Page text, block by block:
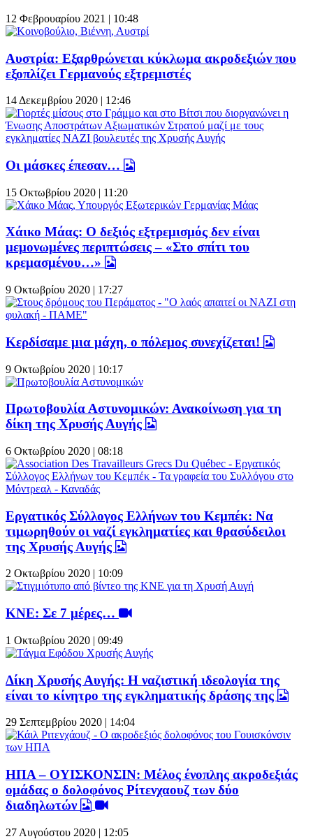
12 Φεβρουαρίου 2021 | 10:48
Αυστρία: Εξαρθρώνεται κύκλωμα ακροδεξιών που
εξοπλίζει Γερμανούς εξτρεμιστές
14 Δεκεμβρίου 2020 | 12:46
Οι μάσκες έπεσαν…
15 Οκτωβρίου 2020 | 11:20
Χάικο Μάας: Ο δεξιός εξτρεμισμός δεν είναι
μεμονωμένες περιπτώσεις – «Στο σπίτι του
κρεμασμένου…»
9 Οκτωβρίου 2020 | 17:27
Κερδίσαμε μια μάχη, ο πόλεμος συνεχίζεται!
9 Οκτωβρίου 2020 | 10:17
Πρωτοβουλία Αστυνομικών: Ανακοίνωση για τη
δίκη της Χρυσής Αυγής
6 Οκτωβρίου 2020 | 08:18
Εργατικός Σύλλογος Ελλήνων του Κεμπέκ: Να
τιμωρηθούν οι ναζί εγκληματίες και θρασύδειλοι
της Χρυσής Αυγής
2 Οκτωβρίου 2020 | 10:09
ΚΝΕ: Σε 7 μέρες…
1 Οκτωβρίου 2020 | 09:49
Δίκη Χρυσής Αυγής: Η ναζιστική ιδεολογία της
είναι το κίνητρο της εγκληματικής δράσης της
29 Σεπτεμβρίου 2020 | 14:04
ΗΠΑ – ΟΥΙΣΚΟΝΣΙΝ: Μέλος ένοπλης ακροδεξιάς
ομάδας ο δολοφόνος Ρίτενχαουζ των δύο
διαδηλωτών
27 Αυγούστου 2020 | 12:05